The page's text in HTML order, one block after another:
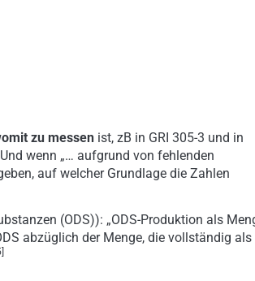
zu messen ist, zB in GRI 305-3 und in
wenn „… aufgrund von fehlenden
auf welcher Grundlage die Zahlen
(ODS)): „ODS-Produktion als
abzüglich der Menge, die vollständig als